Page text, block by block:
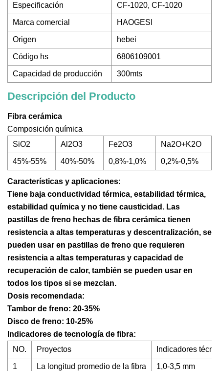
Especificación CF-1020, CF-1020
Marca comercial HAOGESI
Origen hebei
Código hs 6806109001
Capacidad de producción 300mts
Descripción del Producto
Fibra cerámica
Composición química
SiO2
Al2O3 Fe2O3 Na2O+K2O
45%-55% 40%-50% 0,8%-1,0% 0,2%-0,5%
Características y aplicaciones:
Tiene baja conductividad térmica, estabilidad térmica,
estabilidad química y no tiene causticidad. Las
pastillas de freno hechas de fibra cerámica tienen
resistencia a altas temperaturas y descentralización, se
pueden usar en pastillas de freno que requieren
resistencia a altas temperaturas y capacidad de
recuperación de calor, también se pueden usar en
todos los tipos si se mezclan.
Dosis recomendada:
Tambor de freno: 20-35%
Disco de freno: 10-25%
Indicadores de tecnología de fibra:
NO.
Proyectos Indicadores
1 La longitud promedio de la fibra 1,0-3,5 mm